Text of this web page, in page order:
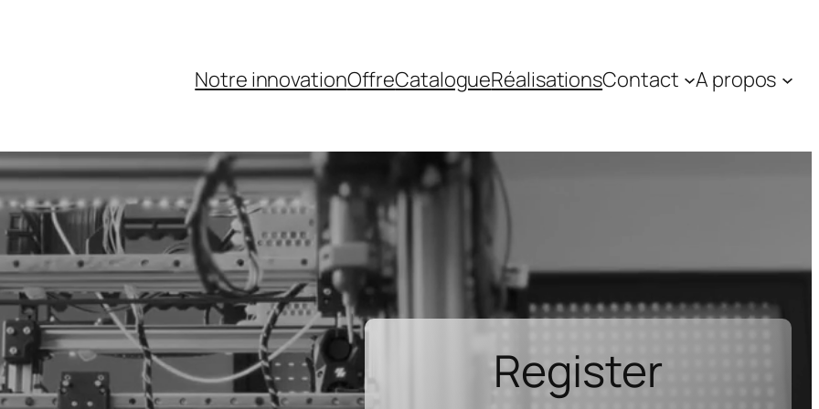
Notre innovationOffreCatalogueRéalisationsContact A propos
Register